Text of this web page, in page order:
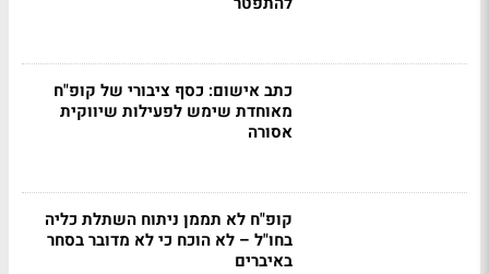
כתב אישום: כסף ציבורי של קופ"ח
מאוחדת שימש לפעילות שיווקית
אסורה
קופ"ח לא תממן ניתוח השתלת כליה
בחו"ל – לא הוכח כי לא מדובר בסחר
באיברים